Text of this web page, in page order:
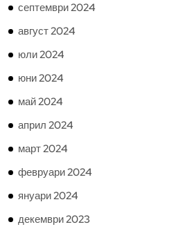
септември 2024
август 2024
юли 2024
юни 2024
май 2024
април 2024
март 2024
февруари 2024
януари 2024
декември 2023